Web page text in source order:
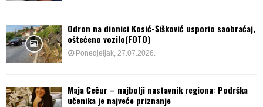
Odron na dionici Kosić-Šišković usporio saobraćaj,
oštećeno vozilo(FOTO)
Ponedjeljak, 27.07.2026.
Maja Čečur – najbolji nastavnik regiona: Podrška
učenika je najveće priznanje